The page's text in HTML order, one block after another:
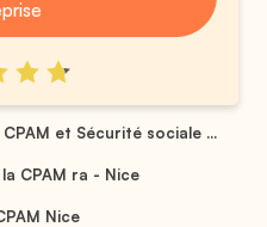
et Sécurité sociale ...
CPAM ra - Nice
Nice